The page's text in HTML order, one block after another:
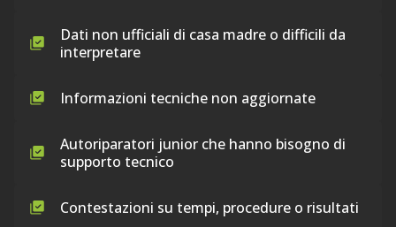
Dati non ufficiali di casa madre o difficili da
interpretare
Informazioni tecniche non aggiornate
Autoriparatori junior che hanno bisogno di
supporto tecnico
Contestazioni su tempi, procedure o risultati